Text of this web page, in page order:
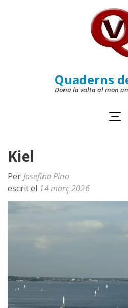
Quaderns
Dona la volta al mon
Kiel
Per Josefina Pino
escrit el 14 març 2026